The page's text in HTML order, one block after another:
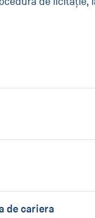
de cariera